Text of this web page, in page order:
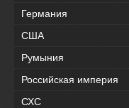
Германия
США
Румыния
Российская империя
СХС